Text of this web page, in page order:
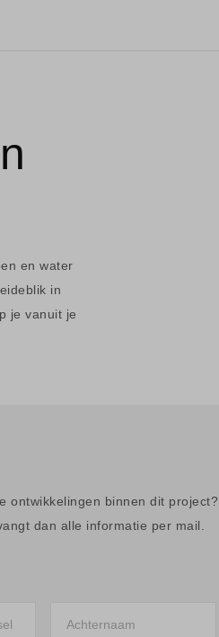
en water
in
je vanuit je
ontwikkelingen binnen dit project?
dan alle informatie per mail.
Achternaam